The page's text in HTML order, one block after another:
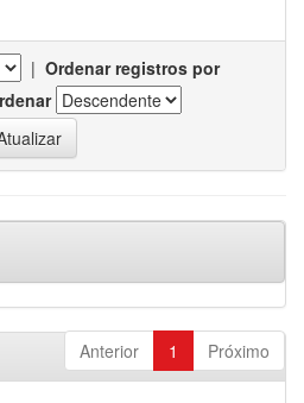
| Ordenar registros por
Anterior 1 Próximo